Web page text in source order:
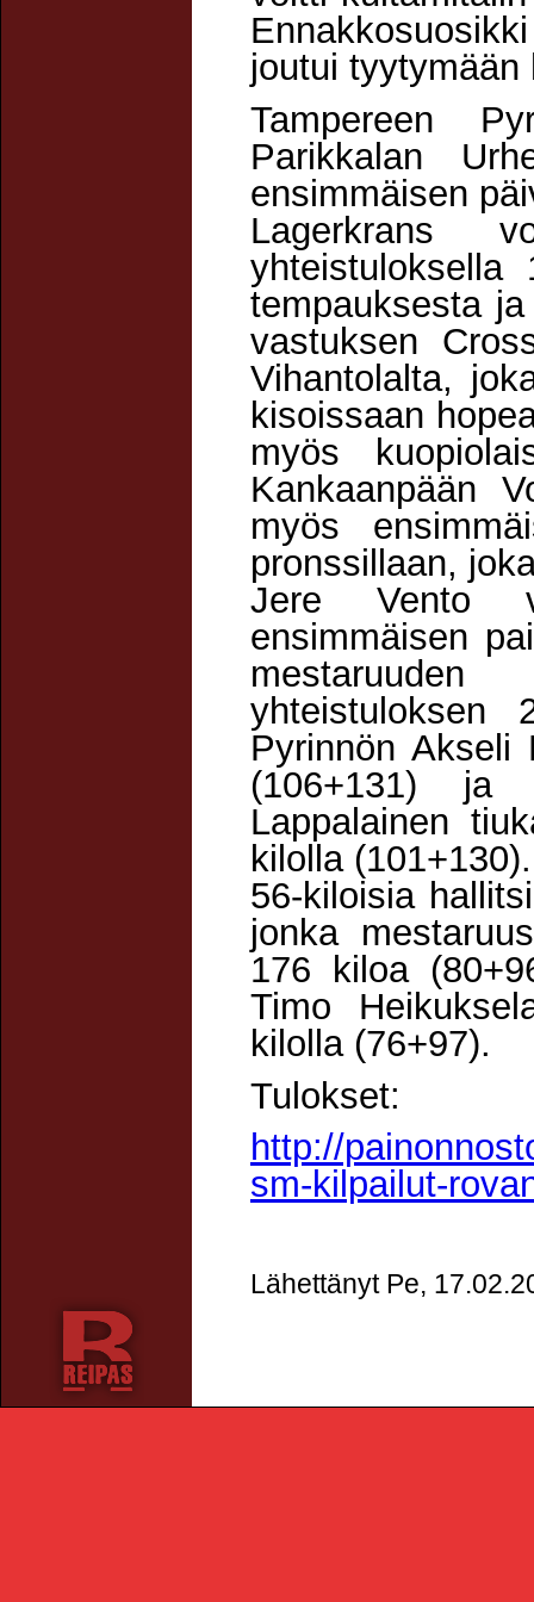
joutui tyytymään
Tampereen
Parikkalan
ensimmäisen
Lagerkrans
tempauksesta
vastuksen
Vihantolalta,
kisoissaan
myös
Kankaanpään
myös
pronssillaan,
Jere Vento
ensimmäisen
yhteistuloksen
Pyrinnön Akseli
(106+131) ja
Lappalainen
kilolla (101+130).
56-kiloisia
jonka
176 kiloa
Timo
kilolla (76+97).
Tulokset:
http://
sm-kilpailut-
Lähettänyt Pe,